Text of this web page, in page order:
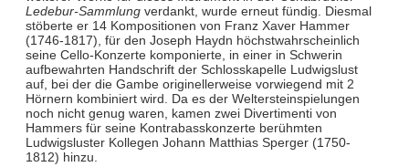
Ledebur-Sammlungverdankt, wurde erneut fündig. Diesmal
stöberte er 14 Kompositionen von Franz Xaver Hammer
(1746-1817), für den Joseph Haydn höchstwahrscheinlich
seine Cello-Konzerte komponierte, in einer in Schwerin
aufbewahrten Handschrift der Schlosskapelle Ludwigslust
auf, bei der die Gambe originellerweise vorwiegend mit 2
Hörnern kombiniert wird. Da es der Weltersteinspielungen
noch nicht genug waren, kamen zwei Divertimenti von
Hammers für seine Kontrabasskonzerte berühmten
Ludwigsluster Kollegen Johann Matthias Sperger (1750-
1812) hinzu.